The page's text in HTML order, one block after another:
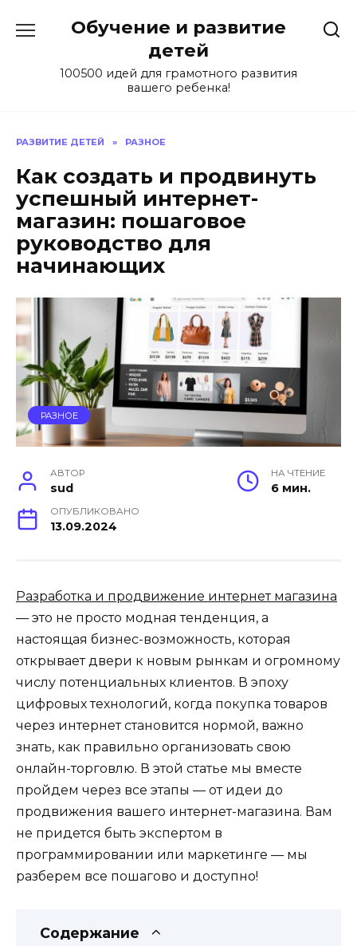
Обучение и развитие
детей
100500 идей для грамотного развития
вашего ребенка!
РАЗВИТИЕ ДЕТЕЙ » РАЗНОЕ
Как создать и продвинуть
успешный интернет-
магазин: пошаговое
руководство для
начинающих
РАЗНОЕ
АВТОР
sud
НА ЧТЕНИЕ
6 мин.
ОПУБЛИКОВАНО
13.09.2024
Разработка и продвижение интернет магазина
— это не просто модная тенденция, а
настоящая бизнес-возможность, которая
открывает двери к новым рынкам и огромному
числу потенциальных клиентов. В эпоху
цифровых технологий, когда покупка товаров
через интернет становится нормой, важно
знать, как правильно организовать свою
онлайн-торговлю. В этой статье мы вместе
пройдем через все этапы — от идеи до
продвижения вашего интернет-магазина. Вам
не придется быть экспертом в
программировании или маркетинге — мы
разберем все пошагово и доступно!
Содержание